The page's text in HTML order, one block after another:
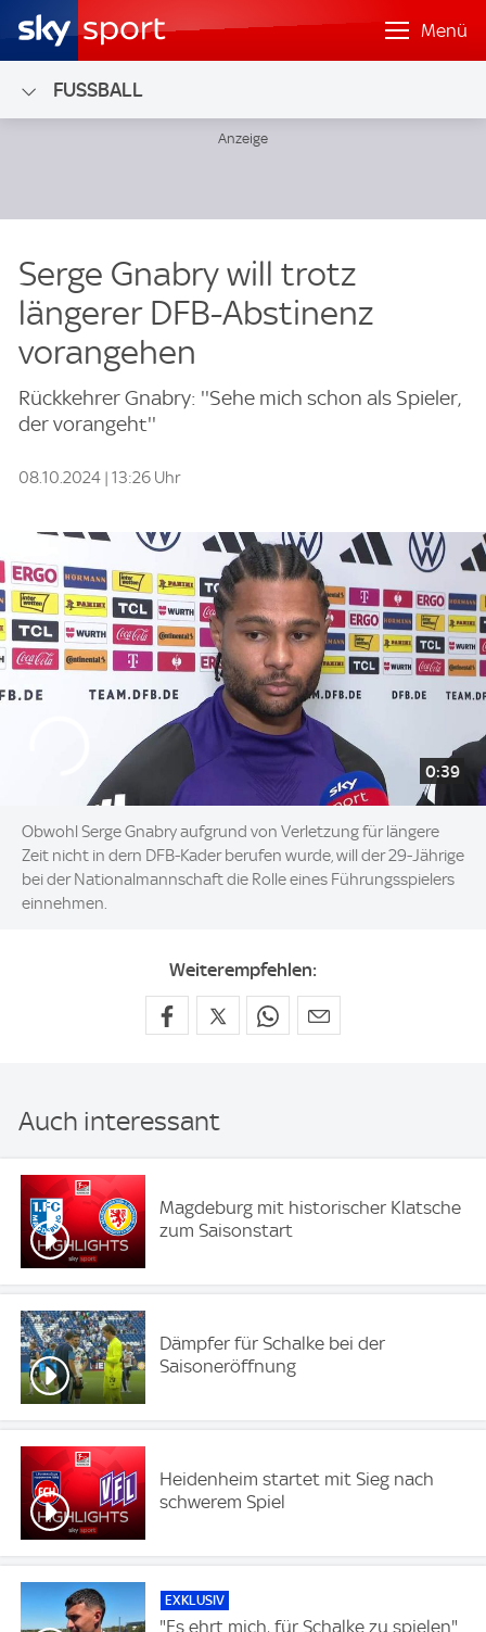
Menü
FUSSBALL
Serge Gnabry will trotz
längerer DFB-Abstinenz
vorangehen
Rückkehrer Gnabry: ''Sehe mich schon als Spieler,
der vorangeht''
08.10.2024 | 13:26 Uhr
0:39
Obwohl Serge Gnabry aufgrund von Verletzung für längere
Zeit nicht in dern DFB-Kader berufen wurde, will der 29-Jährige
bei der Nationalmannschaft die Rolle eines Führungsspielers
einnehmen.
Weiterempfehlen:
Auch interessant
Magdeburg mit historischer Klatsche
zum Saisonstart
Dämpfer für Schalke bei der
Saisoneröffnung
Heidenheim startet mit Sieg nach
schwerem Spiel
EXKLUSIV
"Es ehrt mich, für Schalke zu spielen"